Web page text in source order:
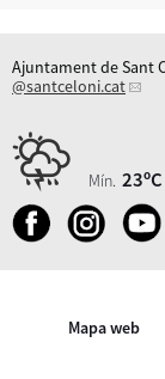
Ajuntament de Sant
@santceloni.cat
Mín. 23ºC
Mapa web